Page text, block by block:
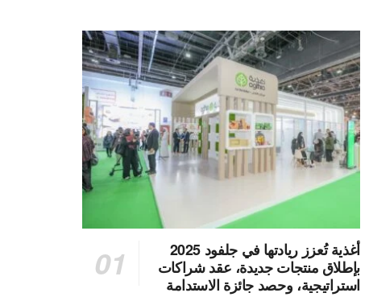
أغذية تُعزز ريادتها في جلفود 2025
بإطلاق منتجات جديدة، عقد شراكات
استراتيجية، وحصد جائزة الاستدامة